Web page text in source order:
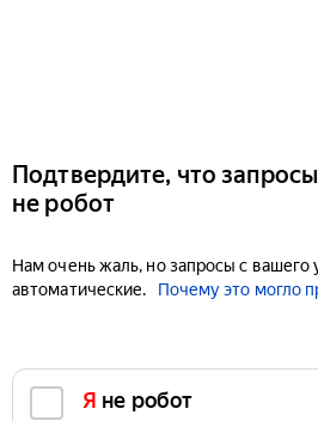
Подтвердите, что
не робот
Нам очень жаль, но запросы с вашего
автоматические.
Почему это могло
Я не робот